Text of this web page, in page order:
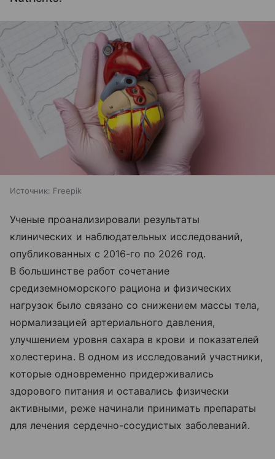
Источник: Freepik
Ученые проанализировали результаты
клинических и наблюдательных исследований,
опубликованных с 2016-го по 2026 год.
В большинстве работ сочетание
средиземноморского рациона и физических
нагрузок было связано со снижением массы тела,
нормализацией артериального давления,
улучшением уровня сахара в крови и показателей
холестерина. В одном из исследований участники,
которые одновременно придерживались
здорового питания и оставались физически
активными, реже начинали принимать препараты
для лечения сердечно-сосудистых заболеваний.